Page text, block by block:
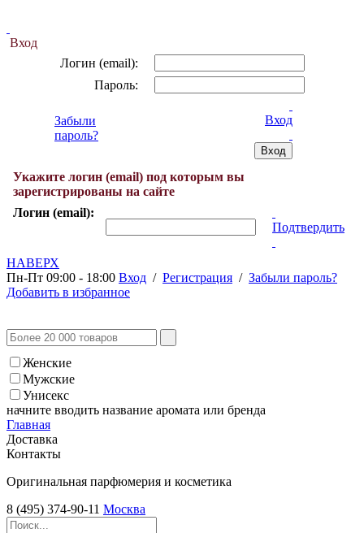
Вход
Логин (email):
Пароль:
Забыли
пароль?
Вход
Укажите логин (email) под которым вы
зарегистрированы на сайте
Логин (email):
Подтвердить
НАВЕРХ
Пн-Пт 09:00 - 18:00 Вход / Регистрация / Забыли пароль?
Добавить в избранное
Женские
Мужские
Унисекс
начните вводить название аромата или бренда
Главная
Доставка
Контакты
Оригинальная парфюмерия и косметика
8 (495) 374-90-11 Москва